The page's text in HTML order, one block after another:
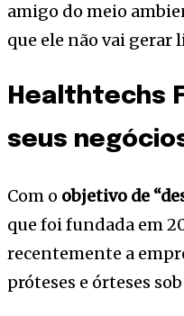
amigo do meio
que ele não vai gerar
Healthtechs
seus
Com o objetivo de
que foi fundada em
recentemente a
próteses e órteses